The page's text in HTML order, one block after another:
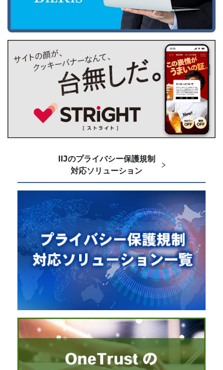
IIJのプライバシー保護規制
対応ソリューション